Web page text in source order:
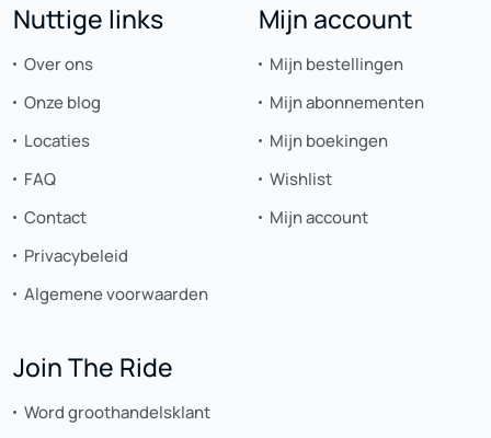
Nuttige links
Over ons
Onze blog
Locaties
FAQ
Contact
Privacybeleid
Algemene voorwaarden
Mijn account
Mijn bestellingen
Mijn abonnementen
Mijn boekingen
Wishlist
Mijn account
Join The Ride
Word groothandelsklant